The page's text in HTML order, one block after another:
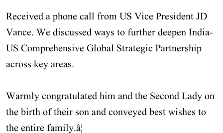
Received a phone call from US Vice President JD
Vance. We discussed ways to further deepen India-
US Comprehensive Global Strategic Partnership
across key areas.
Warmly congratulated him and the Second Lady on
the birth of their son and conveyed best wishes to
the entire family.â¦